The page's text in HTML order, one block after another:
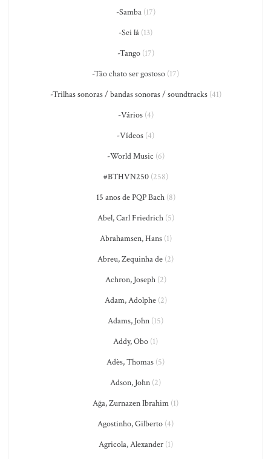
-Samba(17)
-Sei lá (13)
-Tango(17)
-Tão chato ser gostoso (17)
-Trilhas sonoras / bandas sonoras / soundtracks(41)
-Vários(4)
-Vídeos (4)
-World Music (6)
#BTHVN250(258)
15 anos de PQP Bach(8)
Abel, Carl Friedrich(5)
Abrahamsen, Hans(1)
Abreu, Zequinha de (2)
Achron, Joseph(2)
Adam, Adolphe(2)
Adams, John (15)
Addy, Obo (1)
Adès, Thomas (5)
Adson, John (2)
Ağa, Zurnazen Ibrahim (1)
Agostinho, Gilberto (4)
Agricola, Alexander(1)